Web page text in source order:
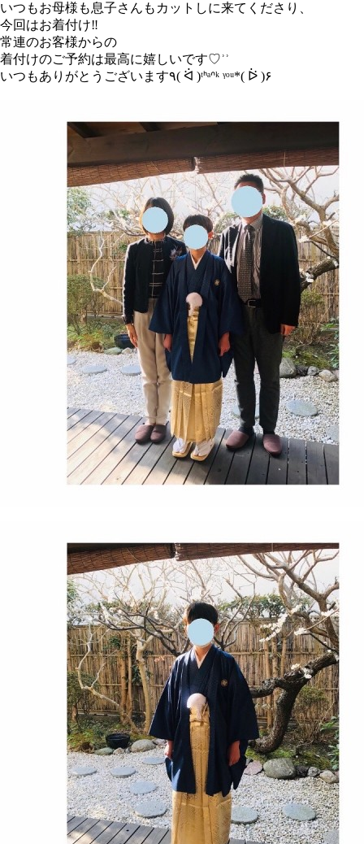
いつもお母様も息子さんもカットしに来てくださり、
今回はお着付け‼︎
常連のお客様からの
着付けのご予約は最高に嬉しいです♡︎ʾʾ
いつもありがとうございます٩( ᐛ )ᵗᑋᵃᐢᵏ ᵞᵒᵘ*( ᐖ )۶